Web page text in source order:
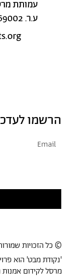
עמותת
ע.ר. 580569002
הרשמו
© כל הזכויות
'נקודת מבט' הוא
מרסל לקידום אמנות